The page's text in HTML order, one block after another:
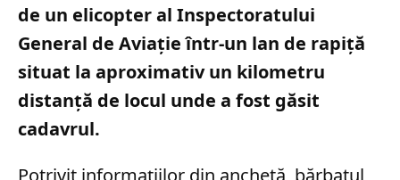
de un elicopter al Inspectoratului
General de Aviație într-un lan de rapiță
situat la aproximativ un kilometru
distanță de locul unde a fost găsit
cadavrul.